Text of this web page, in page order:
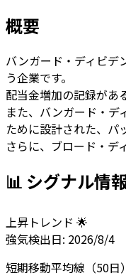
概要
バンガード・ディビデ
う企業です。
配当金増加の記録があ
また、バンガード・デ
ために設計された、パ
さらに、ブロード・デ
📊 シグナル情
上昇トレンド 🌟
強気検出日: 2026/8/4
短期移動平均線（50日